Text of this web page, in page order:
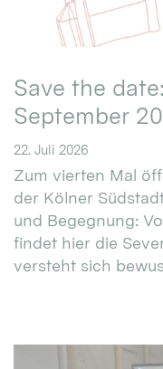
Save the
September
22. Juli 2026
Zum vierten Mal
der Kölner
und Begegnung:
findet hier die
versteht sich